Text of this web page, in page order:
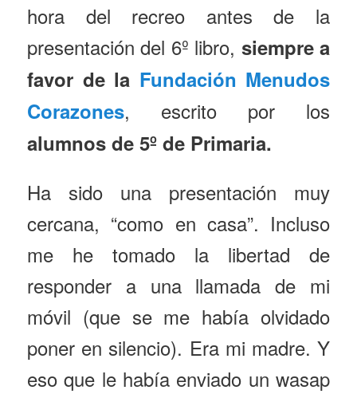
hora del recreo antes de la
presentación del 6º libro, siempre a
favor de la Fundación Menudos
Corazones, escrito por los
alumnos de 5º de Primaria.
Ha sido una presentación muy
cercana, “como en casa”. Incluso
me he tomado la libertad de
responder a una llamada de mi
móvil (que se me había olvidado
poner en silencio). Era mi madre. Y
eso que le había enviado un wasap